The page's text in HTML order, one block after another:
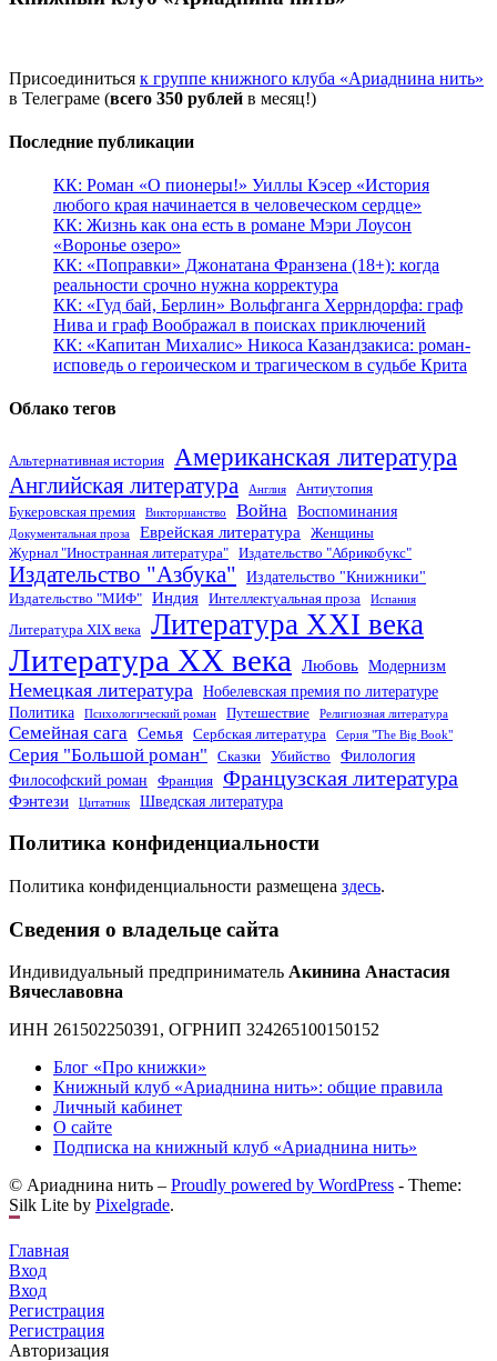
Присоединиться к группе книжного клуба «Ариаднина нить»
в Телеграме (всего 350 рублей в месяц!)
Последние публикации
КК: Роман «О пионеры!» Уиллы Кэсер «История
любого края начинается в человеческом сердце»
КК: Жизнь как она есть в романе Мэри Лоусон
«Воронье озеро»
КК: «Поправки» Джонатана Франзена (18+): когда
реальности срочно нужна корректура
КК: «Гуд бай, Берлин» Вольфганга Херрндорфа: граф
Нива и граф Воображал в поисках приключений
КК: «Капитан Михалис» Никоса Казандзакиса: роман-
исповедь о героическом и трагическом в судьбе Крита
Облако тегов
Альтернативная история Американская литература
Английская литература Англия
Антиутопия
Букеровская премия
Викторианство Война Воспоминания
Документальная проза Еврейская литература
Женщины
Журнал "Иностранная литература"
Издательство "Абрикобукс"
Издательство "Азбука" Издательство "Книжники"
Издательство "МИФ" Индия Интеллектуальная проза Испания
Литература XIX века Литература XXI века
Литература XX века Любовь Модернизм
Немецкая литература
Нобелевская премия по литературе
Политика
Психологический роман Путешествие Религиозная литература
Семейная сага Семья Сербская литература Серия "The Big Book"
Серия "Большой роман" Сказки Убийство
Филология
Философский роман
Франция Французская литература
Фэнтези Цитатник Шведская литература
Политика конфиденциальности
Политика конфиденциальности размещена здесь.
Сведения о владельце сайта
Индивидуальный предприниматель Акинина Анастасия
Вячеславовна
ИНН 261502250391, ОГРНИП 324265100150152
Блог «Про книжки»
Книжный клуб «Ариаднина нить»: общие правила
Личный кабинет
О сайте
Подписка на книжный клуб «Ариаднина нить»
© Ариаднина нить – Proudly powered by WordPress - Theme:
Silk Lite by Pixelgrade.
Главная
Вход
Вход
Регистрация
Регистрация
Авторизация